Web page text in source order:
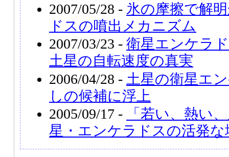
2007/05/28 - 氷の摩擦で解
ドスの噴出メカニズム
2007/03/23 - 衛星エンケラ
土星の自転速度の真実
2006/04/28 - 土星の衛星エ
しの候補に浮上
2005/09/17 -
「若い、熱い
星・エンケラドスの活発な